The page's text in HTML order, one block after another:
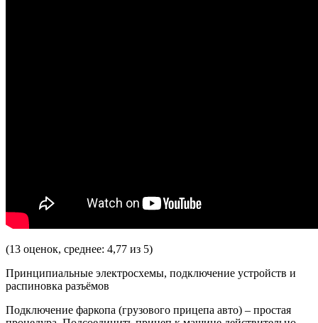
(13 оценок, среднее: 4,77 из 5)
Принципиальные электросхемы, подключение устройств и
распиновка разъёмов
Подключение фаркопа (грузового прицепа авто) – простая